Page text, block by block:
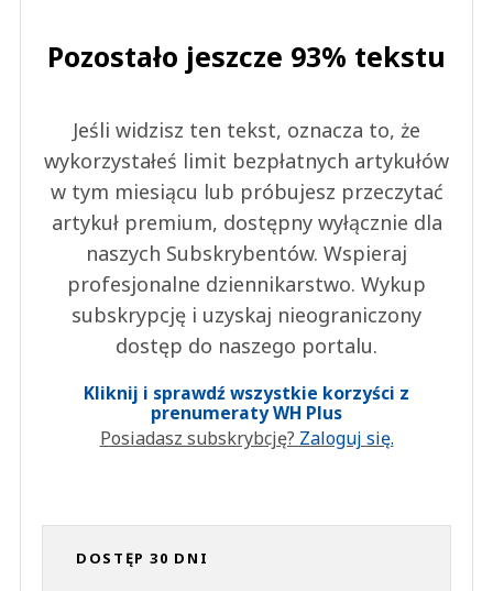
Pozostało jeszcze 93% tekstu
Jeśli widzisz ten tekst, oznacza to, że
wykorzystałeś limit bezpłatnych artykułów
w tym miesiącu lub próbujesz przeczytać
artykuł premium, dostępny wyłącznie dla
naszych Subskrybentów. Wspieraj
profesjonalne dziennikarstwo. Wykup
subskrypcję i uzyskaj nieograniczony
dostęp do naszego portalu.
Kliknij i sprawdź wszystkie korzyści z
prenumeraty WH Plus
Posiadasz subskrybcję? Zaloguj się.
DOSTĘP 30 DNI